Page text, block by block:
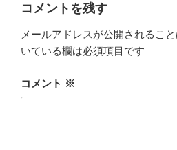
コメントを残す
メールアドレスが公開されること
いている欄は必須項目です
コメント ※